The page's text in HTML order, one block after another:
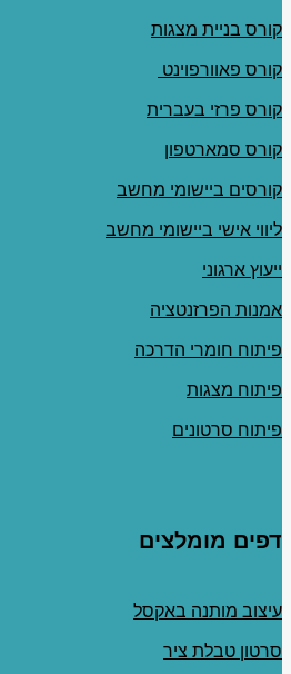
קורס בניית מצגות
קורס פאוורפוינט
קורס פרזי בעברית
קורס סמארטפון
קורסים ביישומי מחשב
ליווי אישי ביישומי מחשב
ייעוץ ארגוני
אמנות הפרזנטציה
פיתוח חומרי הדרכה
פיתוח מצגות
פיתוח סרטונים
דפים מומלצים
עיצוב מותנה באקסל
סרטון טבלת ציר